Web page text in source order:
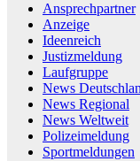
Ansprechpartner
Anzeige
Ideenreich
Justizmeldung
Laufgruppe
News
News Regional
News Weltweit
Polizeimeldung
Sportmeldungen